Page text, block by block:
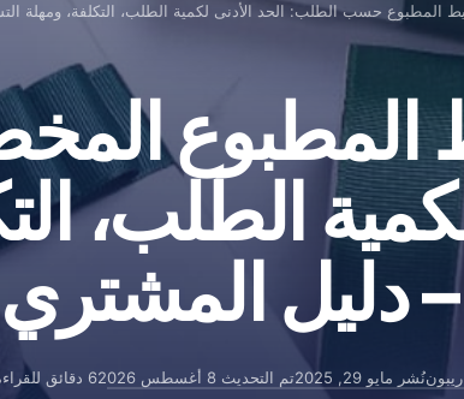
المطبوع حسب الطلب: الحد الأدنى لكمية الطلب، التكلفة، ومهلة
المطبوع
الطلب،
– دليل المشتري
نُشر مايو 29, 2025 تم التحديث 8 أغسطس 2026 6 دقائق للقراءة